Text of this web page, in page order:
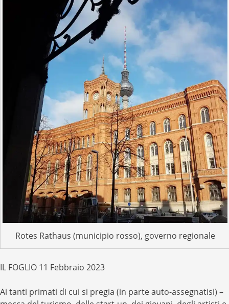
Rotes Rathaus (municipio rosso), governo regionale
IL FOGLIO 11 Febbraio 2023
Ai tanti primati di cui si pregia (in parte auto-assegnatisi) –